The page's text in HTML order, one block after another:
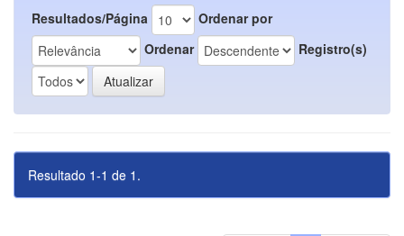
Resultados/Página
Ordenar por
Ordenar
Registro(s)
Resultado 1-1 de 1.